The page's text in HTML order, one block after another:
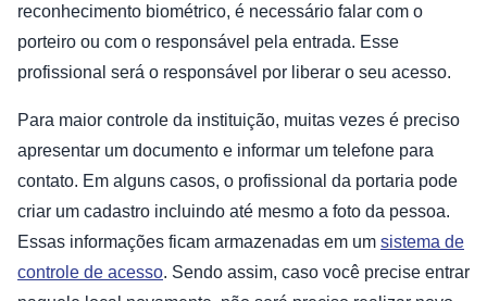
reconhecimento biométrico, é necessário falar com o
porteiro ou com o responsável pela entrada. Esse
profissional será o responsável por liberar o seu acesso.
Para maior controle da instituição, muitas vezes é preciso
apresentar um documento e informar um telefone para
contato. Em alguns casos, o profissional da portaria pode
criar um cadastro incluindo até mesmo a foto da pessoa.
Essas informações ficam armazenadas em um sistema de
controle de acesso. Sendo assim, caso você precise entrar